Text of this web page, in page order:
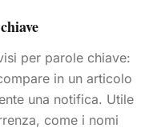
per parole chiave:
in un articolo
una notifica. Utile
come i nomi